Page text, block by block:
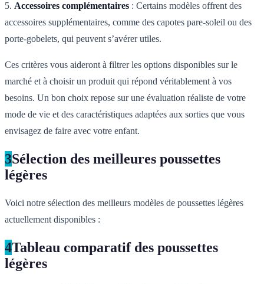
5. Accessoires complémentaires : Certains modèles offrent des
accessoires supplémentaires, comme des capotes pare-soleil ou des
porte-gobelets, qui peuvent s’avérer utiles.
Ces critères vous aideront à filtrer les options disponibles sur le
marché et à choisir un produit qui répond véritablement à vos
besoins. Un bon choix repose sur une évaluation réaliste de votre
mode de vie et des caractéristiques adaptées aux sorties que vous
envisagez de faire avec votre enfant.
3Sélection des meilleures poussettes
légères
Voici notre sélection des meilleurs modèles de poussettes légères
actuellement disponibles :
4Tableau comparatif des poussettes
légères